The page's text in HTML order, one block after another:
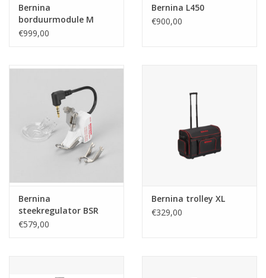
Bernina
borduurmodule M
(SDT)
€999,00
Bernina L450
€900,00
Bernina
steekregulator BSR
#42
€579,00
Bernina trolley XL
€329,00